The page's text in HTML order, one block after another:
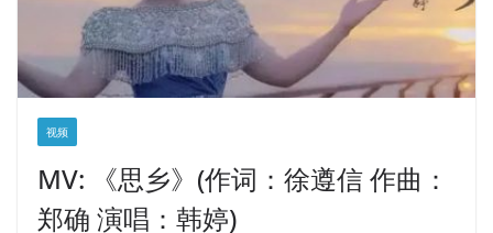
视频
MV: 《思乡》(作词：徐遵信 作曲：
郑确 演唱：韩婷)